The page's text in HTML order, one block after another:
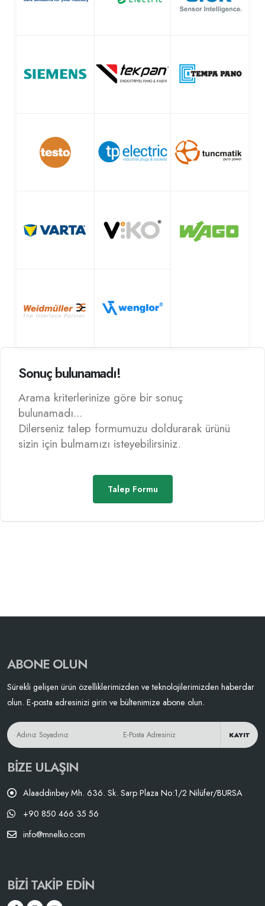
Sonuç bulunamadı!
Arama kriterlerinize göre bir sonuç
bulunamadı...
Dilerseniz talep formumuzu doldurarak ürünü
sizin için bulmamızı isteyebilirsiniz.
Talep Formu
ABONE OLUN
Sürekli gelişen ürün özelliklerimizden ve teknolojilerimizden haberdar
olun. E-posta adresinizi girin ve bültenimize abone olun.
KAYIT
BIZE ULAŞIN
Alaaddinbey Mh. 636. Sk. Sarp Plaza No:1/2 Nilüfer/BURSA
+90 850 466 35 56
info@mnelko.com
BIZI TAKIP EDIN